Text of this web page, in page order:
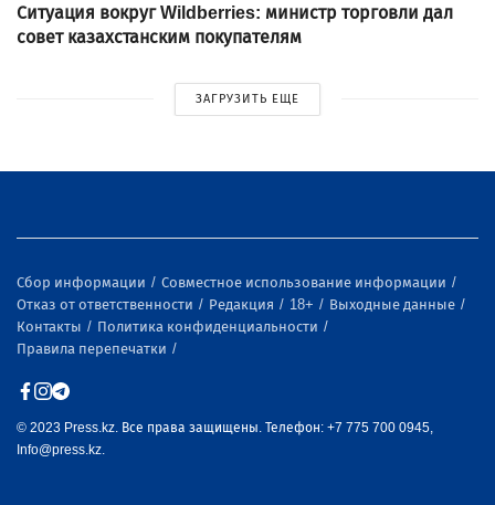
Ситуация вокруг Wildberries: министр торговли дал
совет казахстанским покупателям
ЗАГРУЗИТЬ ЕЩЕ
Сбор информации
Совместное использование информации
Отказ от ответственности
Редакция 18+
Выходные данные
Контакты
Политика конфиденциальности
Правила перепечатки
© 2023 Press.kz. Все права защищены. Телефон: +7 775 700 0945,
Info@press.kz.